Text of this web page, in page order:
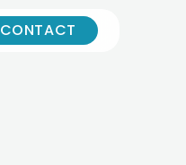
CONTACT